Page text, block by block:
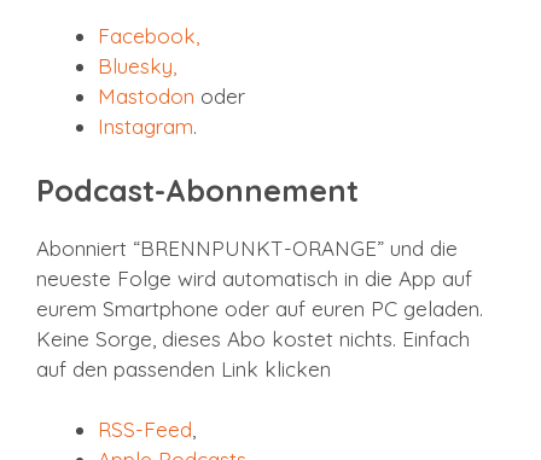
Facebook
Bluesky,
Mastodon oder
Instagram.
Podcast-Abonnement
Abonniert “BRENNPUNKT-ORANGE” und die
neueste Folge wird automatisch in die App auf
eurem Smartphone oder auf euren PC geladen.
Keine Sorge, dieses Abo kostet nichts. Einfach
auf den passenden Link klicken
RSS-Feed